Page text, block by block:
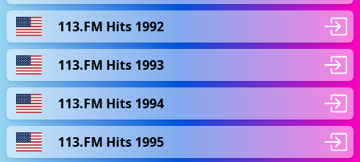
113.FM Hits 1992
113.FM Hits 1993
113.FM Hits 1994
113.FM Hits 1995